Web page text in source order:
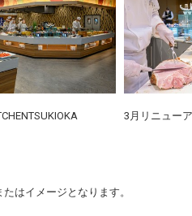
3月リニュー
はイメージとなります。